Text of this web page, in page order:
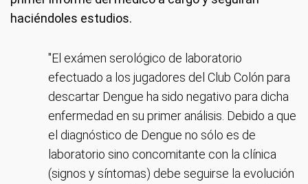
haciéndoles estudios.
"El exámen serológico de laboratorio
efectuado a los jugadores del Club Colón para
descartar Dengue ha sido negativo para dicha
enfermedad en su primer análisis. Debido a que
el diagnóstico de Dengue no sólo es de
laboratorio sino concomitante con la clínica
(signos y síntomas) debe seguirse la evolución